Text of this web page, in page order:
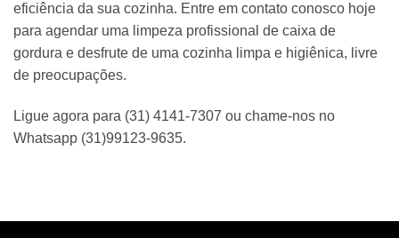
eficiência da sua cozinha. Entre em contato conosco hoje
para agendar uma limpeza profissional de caixa de
gordura e desfrute de uma cozinha limpa e higiênica, livre
de preocupações.
Ligue agora para (31) 4141-7307 ou chame-nos no
Whatsapp (31)99123-9635.